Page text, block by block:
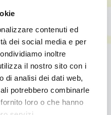
contenuti ed
dei social media e per
inoltre
il nostro sito con i
di analisi dei dati web,
potrebbero combinarle
loro o che hanno
il Giro Visite degli